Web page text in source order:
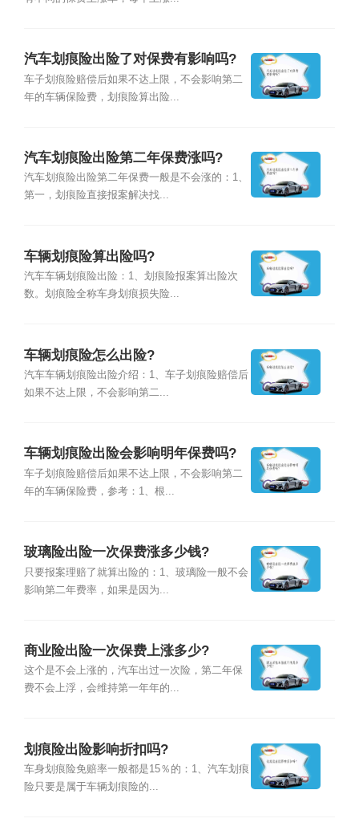
汽车划痕险出险了对保费有影响吗?
车子划痕险赔偿后如果不达上限，不会影响第二
年的车辆保险费，划痕险算出险...
汽车划痕险出险第二年保费涨吗?
汽车划痕险出险第二年保费一般是不会涨的：1、
第一，划痕险直接报案解决找...
车辆划痕险算出险吗?
汽车车辆划痕险出险：1、划痕险报案算出险次
数。划痕险全称车身划痕损失险...
车辆划痕险怎么出险?
汽车车辆划痕险出险介绍：1、车子划痕险赔偿后
如果不达上限，不会影响第二...
车辆划痕险出险会影响明年保费吗?
车子划痕险赔偿后如果不达上限，不会影响第二
年的车辆保险费，参考：1、根...
玻璃险出险一次保费涨多少钱?
只要报案理赔了就算出险的：1、玻璃险一般不会
影响第二年费率，如果是因为...
商业险出险一次保费上涨多少?
这个是不会上涨的，汽车出过一次险，第二年保
费不会上浮，会维持第一年年的...
划痕险出险影响折扣吗?
车身划痕险免赔率一般都是15％的：1、汽车划痕
险只要是属于车辆划痕险的...